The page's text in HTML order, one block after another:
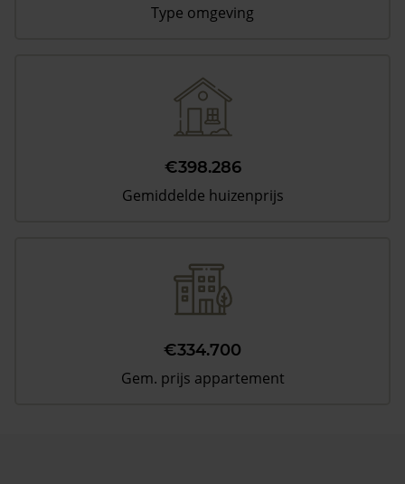
Type omgeving
€398.286
Gemiddelde huizenprijs
€334.700
Gem. prijs appartement